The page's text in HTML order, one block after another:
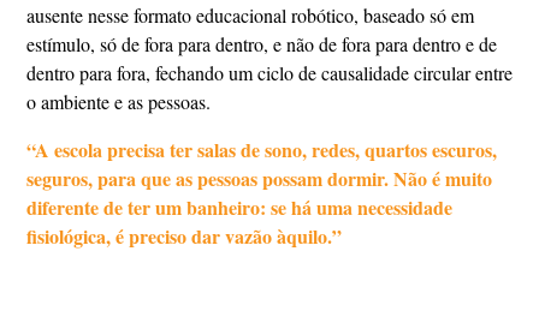
ausente nesse formato educacional robótico, baseado só em
estímulo, só de fora para dentro, e não de fora para dentro e de
dentro para fora, fechando um ciclo de causalidade circular entre
o ambiente e as pessoas.
“A escola precisa ter salas de sono, redes, quartos escuros,
seguros, para que as pessoas possam dormir. Não é muito
diferente de ter um banheiro: se há uma necessidade
fisiológica, é preciso dar vazão àquilo.”